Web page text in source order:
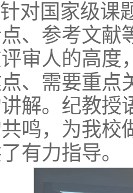
对国家级课
、参考文献
审人的高度
、需要重点
解。纪教授
鸣，为我校
有力指导。